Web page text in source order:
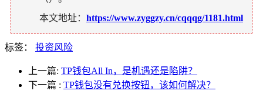
本文地址： https://www.zyggzy.cn/cqqqg/1181.html
标签： 投资风险
上一篇: TP钱包All In，是机遇还是陷阱？
下一篇 : TP钱包没有兑换按钮，该如何解决？